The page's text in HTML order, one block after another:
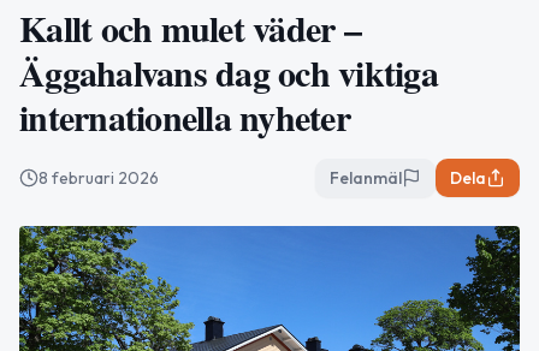
Kallt och mulet väder –
Äggahalvans dag och viktiga
internationella nyheter
8 februari 2026 Felanmäl Dela